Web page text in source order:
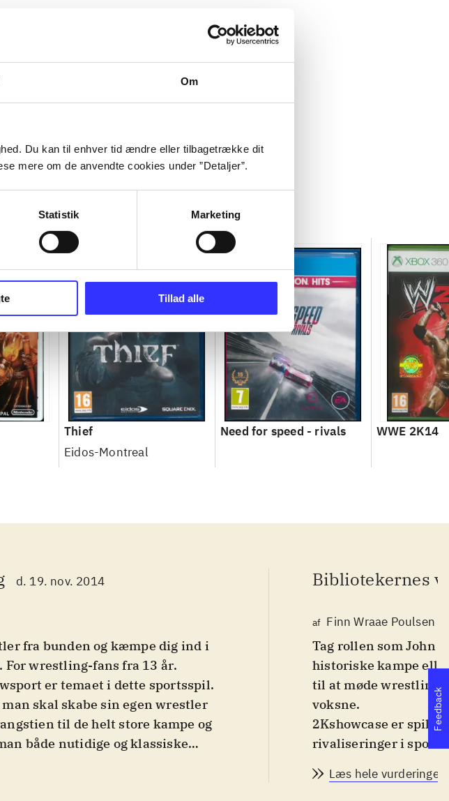
Om
Du kan til enhver tid ændre eller tilbagetrække dit
mere om de anvendte cookies under ”Detaljer”.
Statistik Marketing
Tillad alle
Thief
Eidos-Montreal
Need for speed - rivals WWE 2K14
d. 19. nov. 2014
fra bunden og kæmpe dig ind i
wrestling-fans fra 13 år.
er temaet i dette sportsspil.
skal skabe sin egen wrestler
til de helt store kampe og
både nutidige og klassiske
rivaliseringer mellem
Bibliotekernes
af Finn Wraae Poulsen
Tag rollen som John
historiske kampe
til at møde wrestling-
voksne.
2Kshowcase er
rivaliseringer i
mellem Triple H og
Læs hele vurderingen
Feedback